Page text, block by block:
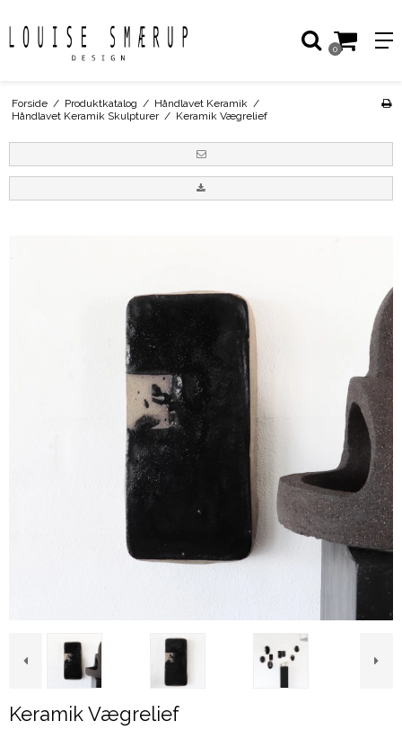
0
Forside / Produktkatalog / Håndlavet Keramik /
Håndlavet Keramik Skulpturer / Keramik Vægrelief
Keramik Vægrelief